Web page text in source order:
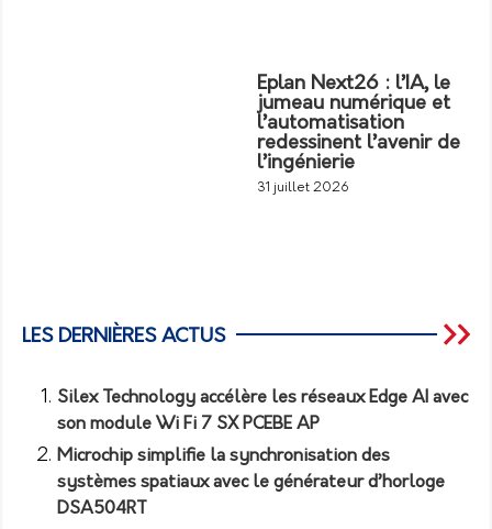
Eplan Next26 : l’IA, le
jumeau numérique et
l’automatisation
redessinent l’avenir de
l’ingénierie
31 juillet 2026
LES DERNIÈRES ACTUS
Silex Technology accélère les réseaux Edge AI avec
son module Wi Fi 7 SX PCEBE AP
Microchip simplifie la synchronisation des
systèmes spatiaux avec le générateur d’horloge
DSA504RT